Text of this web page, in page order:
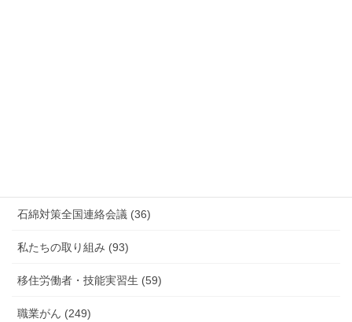
石綿対策全国連絡会議 (36)
私たちの取り組み (93)
移住労働者・技能実習生 (59)
職業がん (249)